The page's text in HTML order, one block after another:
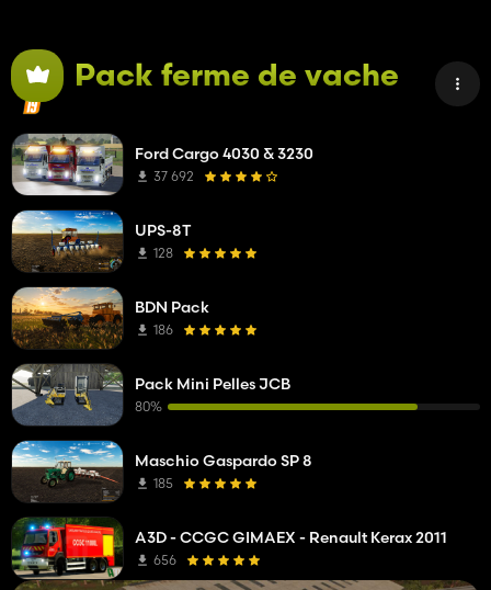
Pack ferme de vache
Ford Cargo 4030 & 3230
37 692
UPS-8T
128
BDN Pack
186
Pack Mini Pelles JCB
80%
Maschio Gaspardo SP 8
185
A3D - CCGC GIMAEX - Renault Kerax 2011
656